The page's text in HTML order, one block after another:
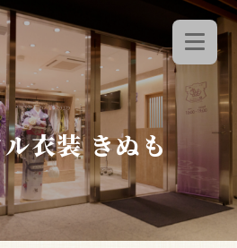
衣装 きぬも